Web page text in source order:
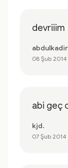
devriiim
08 Şub 2014
abi geç
kjd.
07 Şub 2014